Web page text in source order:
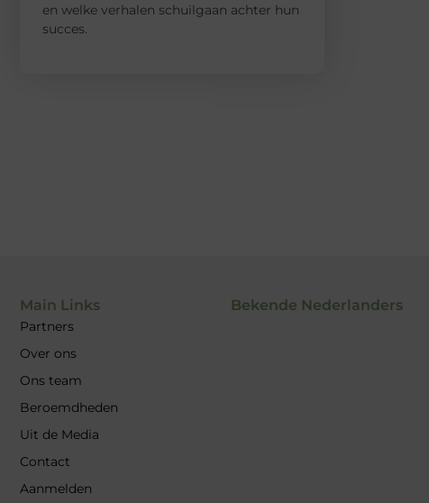
en welke verhalen schuilgaan achter hun
succes.
Main Links
Partners
Over ons
Ons team
Beroemdheden
Uit de Media
Contact
Aanmelden
Bekende Nederlanders